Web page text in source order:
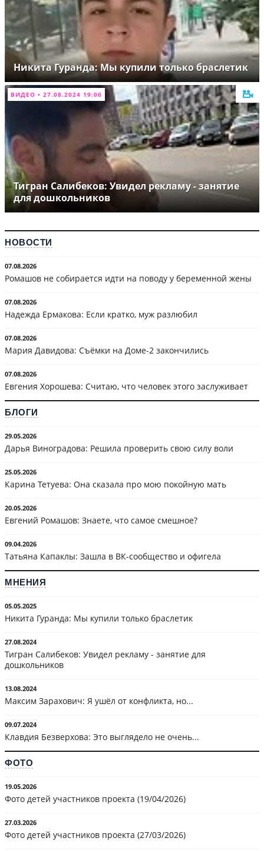
Никита Гуранда: Мы купили только браслетик
ВИДЕО • 27.08.2024 19:06
Тигран Салибеков: Увидел рекламу - занятие
для дошкольников
НОВОСТИ
07.08.2026
Ромашов не собирается идти на поводу у беременной жены
07.08.2026
Надежда Ермакова: Если кратко, муж разлюбил
07.08.2026
Мария Давидова: Съёмки на Доме-2 закончились
07.08.2026
Евгения Хорошева: Считаю, что человек этого заслуживает
БЛОГИ
29.05.2026
Дарья Виноградова: Решила проверить свою силу воли
25.05.2026
Карина Тетуева: Она сказала про мою покойную мать
20.05.2026
Евгений Ромашов: Знаете, что самое смешное?
09.04.2026
Татьяна Капаклы: Зашла в ВК-сообщество и офигела
МНЕНИЯ
05.05.2025
Никита Гуранда: Мы купили только браслетик
27.08.2024
Тигран Салибеков: Увидел рекламу - занятие для
дошкольников
13.08.2024
Максим Зарахович: Я ушёл от конфликта, но...
09.07.2024
Клавдия Безверхова: Это выглядело не очень...
ФОТО
19.05.2026
Фото детей участников проекта (19/04/2026)
27.03.2026
Фото детей участников проекта (27/03/2026)